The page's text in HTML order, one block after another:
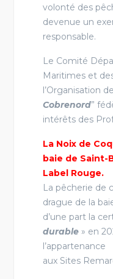
volonté des
devenue un
responsable.
Le Comité
Maritimes et
l’Organisation
Cobrenord”
intérêts des
La Noix de
baie de Saint-
Label Rouge.
La pêcherie de
drague de la
d’une part la
durable » en
l’appartenance
aux Sites